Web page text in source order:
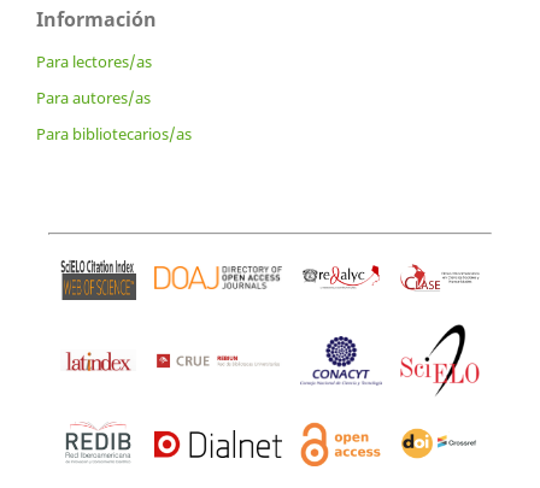
Información
Para lectores/as
Para autores/as
Para bibliotecarios/as